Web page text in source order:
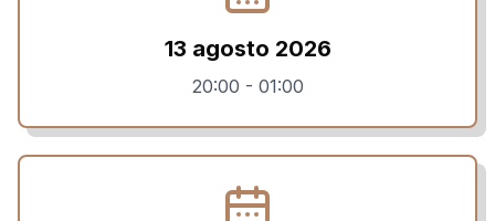
13 agosto 2026
20:00 - 01:00